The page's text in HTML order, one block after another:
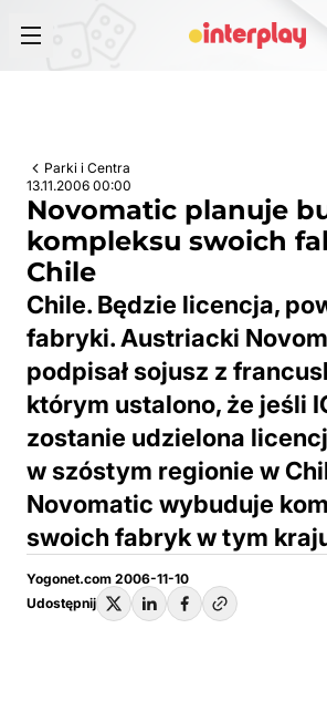
Parki i Centra
13.11.2006 00:00
Novomatic planuje
kompleksu swoich
Chile
Chile. Będzie licencja,
fabryki. Austriacki
podpisał sojusz z
którym ustalono, że jeśli
zostanie udzielona
w szóstym regionie w
Novomatic wybuduje
swoich fabryk w tym
Yogonet.com 2006-11-10
Udostępnij